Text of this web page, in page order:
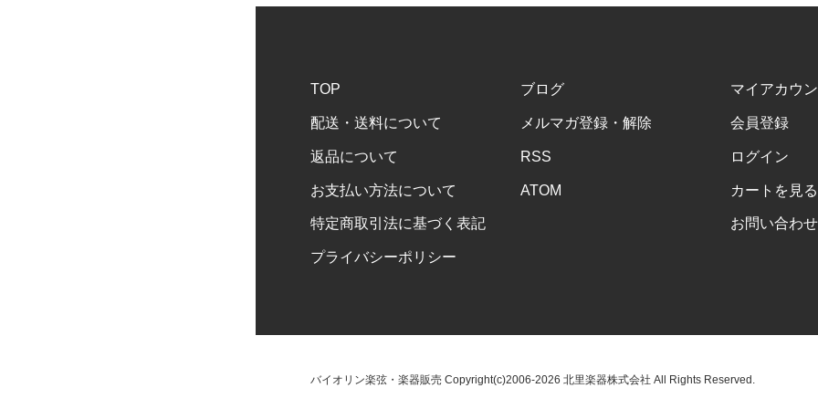
TOP
配送・送料について
返品について
お支払い方法について
特定商取引法に基づく表記
プライバシーポリシー
ブログ
メルマガ登録・解除
RSS
ATOM
マイアカウ
会員登録
ログイン
カートを見る
お問い合わせ
バイオリン楽弦・楽器販売 Copyright(c)2006-2026 北里楽器株式会社 All Rights Reserved.